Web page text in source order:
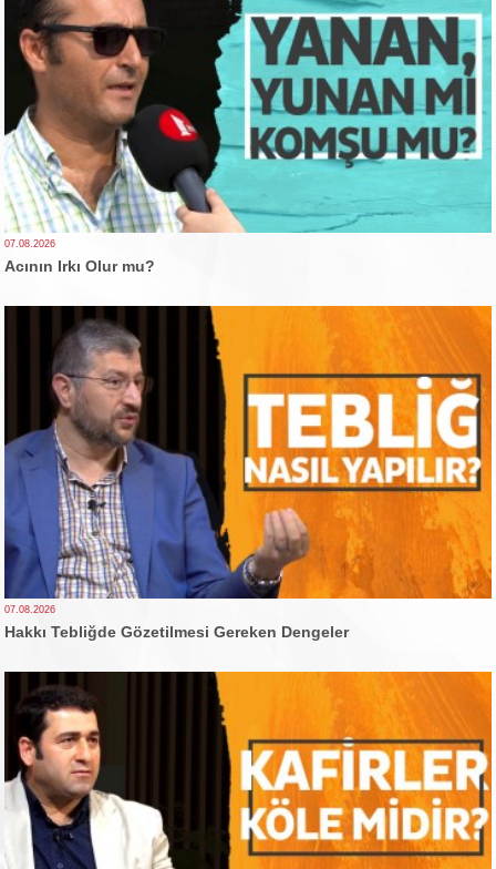
07.08.2026
Acının Irkı Olur mu?
07.08.2026
Hakkı Tebliğde Gözetilmesi Gereken Dengeler